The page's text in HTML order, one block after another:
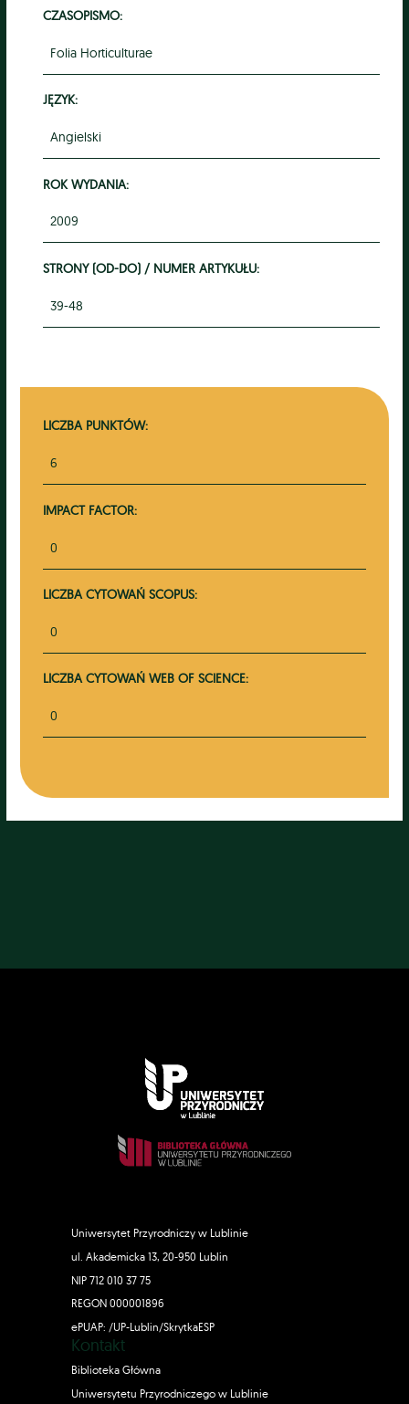
CZASOPISMO:
Folia Horticulturae
JĘZYK:
Angielski
ROK WYDANIA:
2009
STRONY (OD-DO) / NUMER ARTYKUŁU:
39-48
LICZBA PUNKTÓW:
6
IMPACT FACTOR:
0
LICZBA CYTOWAŃ SCOPUS:
0
LICZBA CYTOWAŃ WEB OF SCIENCE:
0
Uniwersytet Przyrodniczy w Lublinie
ul. Akademicka 13, 20-950 Lublin
NIP 712 010 37 75
REGON 000001896
ePUAP: /UP-Lublin/SkrytkaESP
Kontakt
Biblioteka Główna
Uniwersytetu Przyrodniczego w Lublinie